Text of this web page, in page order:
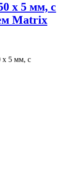
х 5 мм, с
Matrix
х 5 мм, с